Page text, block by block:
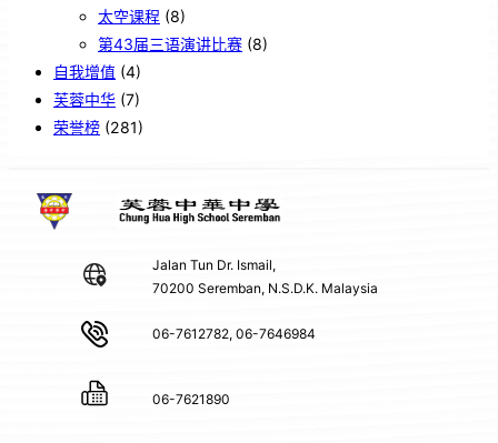
太空课程 (8)
第43届三语演讲比赛 (8)
自我增值 (4)
芙蓉中华 (7)
荣誉榜 (281)
Jalan Tun Dr. Ismail,
70200 Seremban, N.S.D.K. Malaysia
06-7612782, 06-7646984
06-7621890